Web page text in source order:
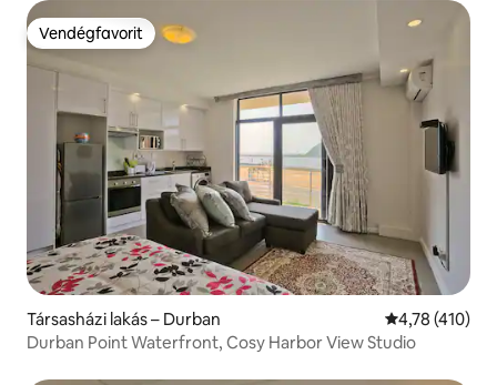
Vendégfavorit
Vendégfavorit
Társasházi lakás – Durban Átlagos
4,78 (410)
Durban Point Waterfront, Cosy Harbor View Studio